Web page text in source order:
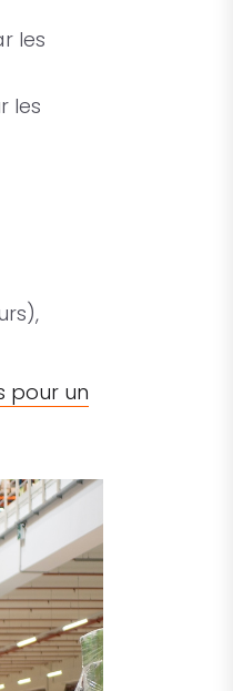
les
les
pour un